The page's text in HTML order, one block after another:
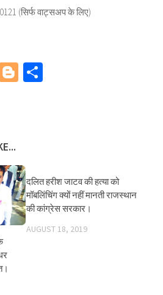
(सिर्फ वाट्सअप के लिए)
Blogger
दलित हरीश जाटव की हत्या को
मॉबलिंचिंग क्यों नहीं मानती राजस्थान
की कांग्रेस सरकार।
AUGUST 18, 2019